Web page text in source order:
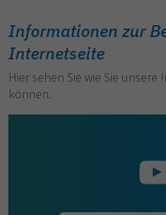
Informationen zur
Internetseite
Hier sehen Sie wie Sie
können.